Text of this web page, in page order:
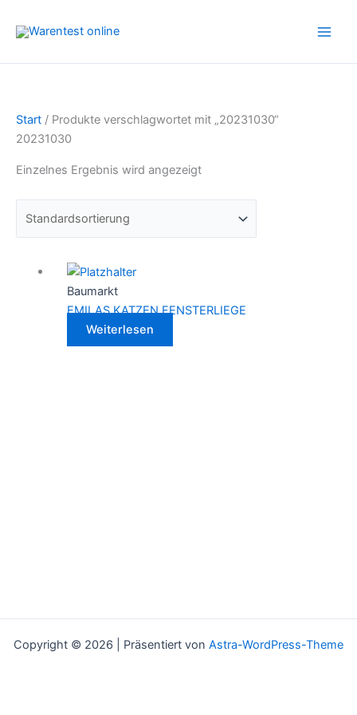
Inhalt
Start / Produkte verschlagwortet mit „20231030“
20231030
Einzelnes Ergebnis wird angezeigt
Baumarkt
EMILAS KATZEN FENSTERLIEGE
Weiterlesen
Copyright © 2026 | Präsentiert von Astra-WordPress-Theme